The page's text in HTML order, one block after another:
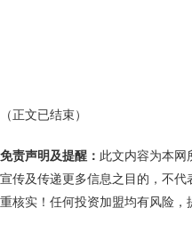
（正文已结束）
免责声明及提醒： 此文内容为本网
宣传及传递更多信息之目的，不
重核实！任何投资加盟均有风险，